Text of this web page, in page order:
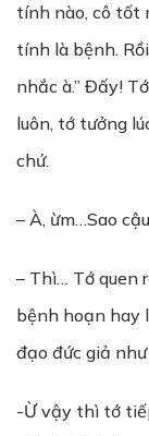
tính nào, cô tốt
tính là bệnh.
nhắc à.” Đấy!
luôn, tớ tưởng
chứ.
– À, ừm…Sao
– Thì… Tớ quen
bệnh hoạn hay
đạo đức giả
-Ừ vậy thì tớ